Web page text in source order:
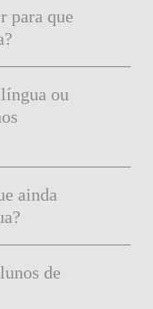
para que
ou
ainda
de